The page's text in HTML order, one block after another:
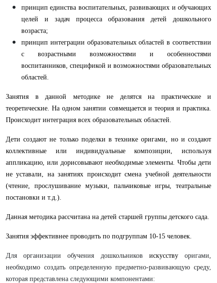
принцип единства воспитательных, развивающих и обучающих
целей и задач процесса образования детей дошкольного
возраста;
принцип интеграции образовательных областей в соответствии
с возрастными возможностями и особенностями
воспитанников, спецификой и возможностями образовательных
областей.
Занятия в данной методике не делятся на практические и
теоретические. На одном занятии совмещается и теория и практика.
Происходит интеграция всех образовательных областей.
Дети создают не только поделки в технике оригами, но и создают
коллективные или индивидуальные композиции, используя
аппликацию, или дорисовывают необходимые элементы. Чтобы дети
не уставали, на занятиях происходит смена учебной деятельности
(чтение, прослушивание музыки, пальчиковые игры, театральные
постановки и т.д.).
Данная методика рассчитана на детей старшей группы детского сада.
Занятия эффективнее проводить по подгруппам 10-15 человек.
Для организации обучения дошкольников искусствуоригами,
необходимо создать определенную предметно-развивающую среду,
которая представлена следующими компонентами: